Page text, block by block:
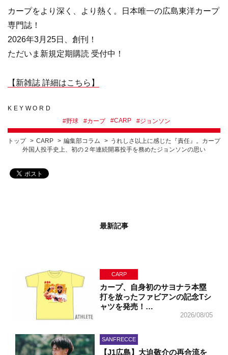
カープをより深く、より熱く。日本唯一の広島東洋カープ
専門誌！
2026年3月25日、創刊！
ただいま新規定期購読 受付中！
【新雑誌 詳細はこちら】
KEYWORD
#野球 #カープ #CARP #ジョンソン
トップ CARP 編集部コラム
うれしさ以上に感じた『責任』。カープ
外国人投手史上、初の２年連続開幕投手を務めたジョンソンの思い
最新記事
CARP
カープ、自身初のサヨナラ本塁
打を放ったファビアンの記念Tシ
ャツを発売！…
2026/08/05
SANFRECCE
【J1広島】大迫敬介の再合流を